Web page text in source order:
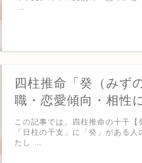
四柱推命「癸（みず
職・恋愛傾向・相性
この記事では、四柱推命の十干
「日柱の干支」に「癸」がある
たし …